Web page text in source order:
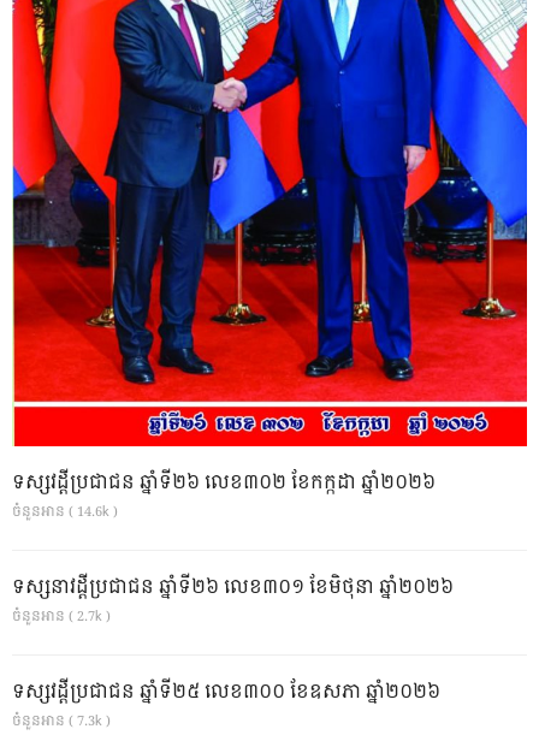
ទស្សវដ្តីប្រជាជន ឆ្នាំទី២៦ លេខ៣០២ ខែកក្កដា ឆ្នាំ២០២៦
ចំនួនអាន ( 14.6k )
ទស្សនាវដ្ដីប្រជាជន ឆ្នាំទី២៦ លេខ៣០១ ខែមិថុនា ឆ្នាំ២០២៦
ចំនួនអាន ( 2.7k )
ទស្សវដ្តីប្រជាជន ឆ្នាំទី២៥ លេខ៣០០ ខែឧសភា ឆ្នាំ២០២៦
ចំនួនអាន ( 7.3k )